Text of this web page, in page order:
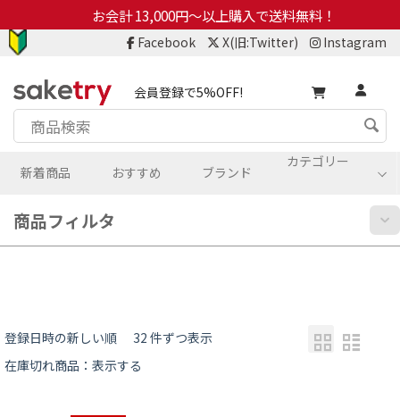
お会計 13,000円～以上購入で送料無料！
Facebook X(旧:Twitter) Instagram
会員登録で5%OFF!
カテゴリー
新着商品 おすすめ ブランド
商品フィルタ
登録日時の新しい順
32 件ずつ表示
在庫切れ商品：表示する